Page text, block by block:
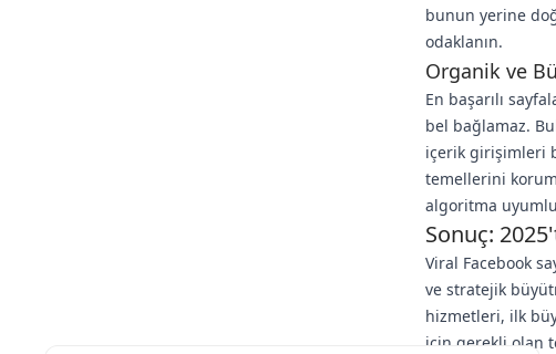
bunun yerine
odaklanın.
Organik ve
En başarılı
bel bağlamaz.
içerik girişimleri
temellerini
algoritma
Sonuç:
Viral Facebook
ve stratejik
hizmetleri, ilk
için gerekli olan